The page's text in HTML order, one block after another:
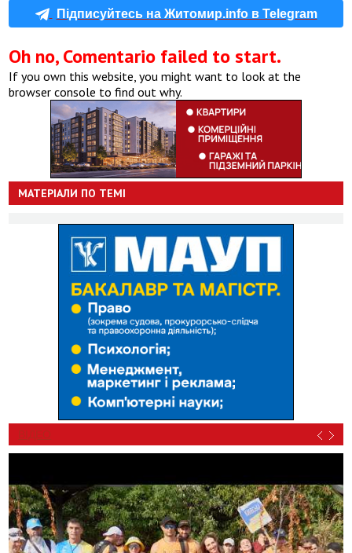
Підписуйтесь на Житомир.info в Telegram
Oh no, Comentario failed to start.
If you own this website, you might want to look at the
browser console to find out why.
МАТЕРІАЛИ ПО ТЕМІ
ВІДЕО